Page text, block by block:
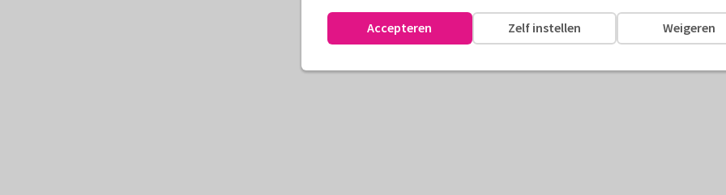
Weigeren
Zelf instellen
Accepteren